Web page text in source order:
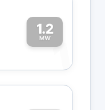
1.2
MW1